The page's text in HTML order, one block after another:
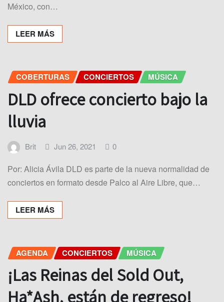
México, con…
LEER MÁS
COBERTURAS CONCIERTOS MÚSICA
DLD ofrece concierto bajo la
lluvia
Brit Jun 26, 2021 0
Por: Alicia Ávila DLD es parte de la nueva normalidad de
conciertos en formato desde Palco al Aire Libre, que…
LEER MÁS
AGENDA CONCIERTOS MÚSICA
¡Las Reinas del Sold Out,
Ha*Ash, están de regreso!